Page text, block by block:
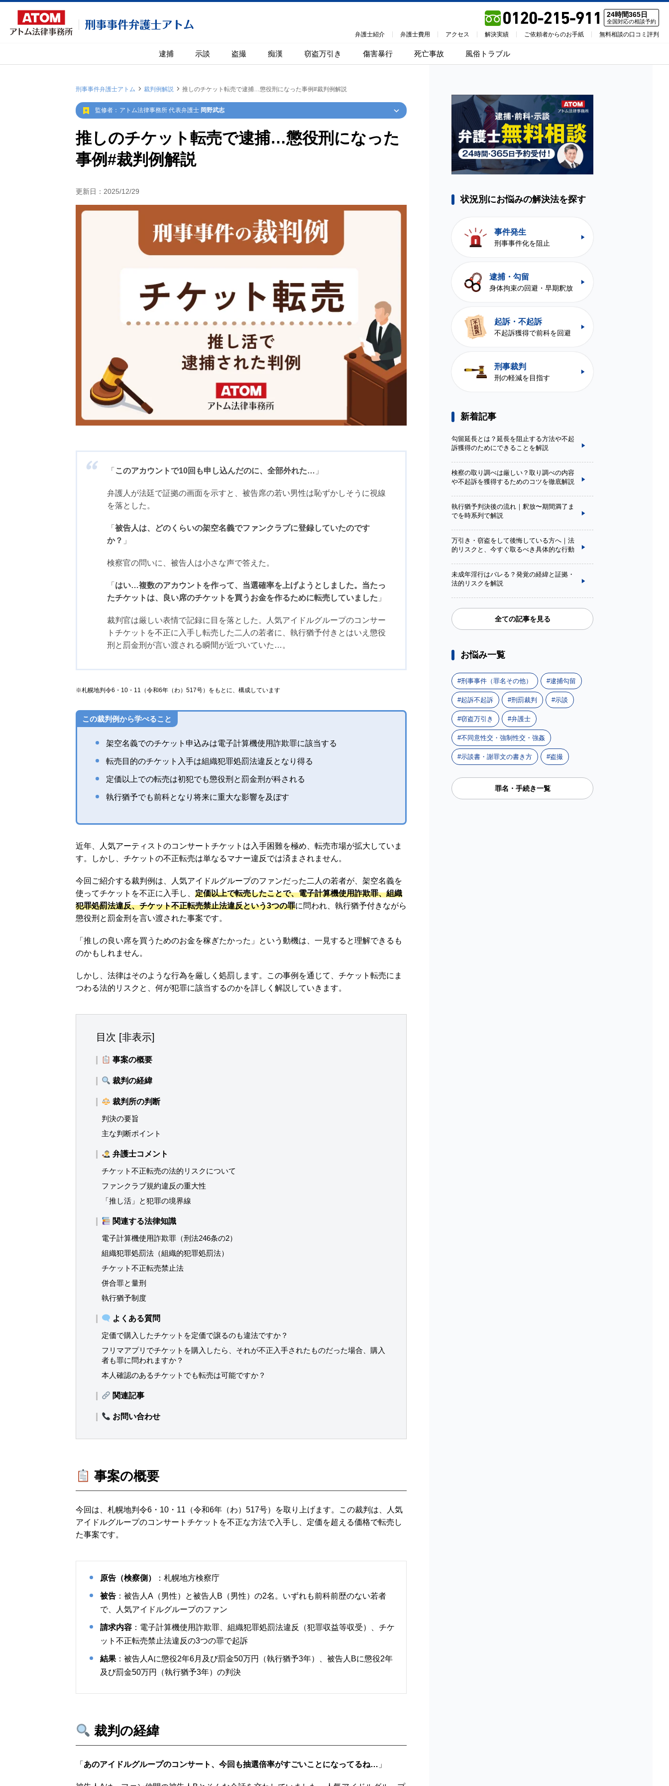
24時間365日
全国対応の相談予約
弁護士紹介 弁護士費用 アクセス 解決実績 ご依頼者からのお手紙 無料相談の口コミ評判
ホームに戻る
家族が逮捕された方はこちら
弁護士紹介
弁護士費用
アクセス
解決実績
ご依頼者からのお手紙
逮捕 示談 盗撮 痴漢 窃盗万引き 傷害暴行 死亡事故 風俗トラブル
刑事事件弁護士アトム |裁判例解説 |推しのチケット転売で逮捕…懲役刑になった事例#裁判例解説
監修者：アトム法律事務所 代表弁護士 岡野武志
推しのチケット転売で逮捕…懲役刑になった
事例#裁判例解説
更新日： 2025/12/29
「 このアカウントで10回も申し込んだのに、全部外れた… 」
弁護人が法廷で証拠の画面を示すと、被告席の若い男性は恥ずかしそうに視線
を落とした。
「 被告人は、どのくらいの架空名義でファンクラブに登録していたのです
か？ 」
検察官の問いに、被告人は小さな声で答えた。
「 はい…複数のアカウントを作って、当選確率を上げようとしました。当たっ
たチケットは、良い席のチケットを買うお金を作るために転売していました 」
裁判官は厳しい表情で記録に目を落とした。人気アイドルグループのコンサー
トチケットを不正に入手し転売した二人の若者に、執行猶予付きとはいえ懲役
刑と罰金刑が言い渡される瞬間が近づいていた…。
※札幌地判令6・10・11（令和6年（わ）517号）をもとに、構成しています
この裁判例から学べること
架空名義でのチケット申込みは電子計算機使用詐欺罪に該当する
転売目的のチケット入手は組織犯罪処罰法違反となり得る
定価以上での転売は初犯でも懲役刑と罰金刑が科される
執行猶予でも前科となり将来に重大な影響を及ぼす
近年、人気アーティストのコンサートチケットは入手困難を極め、転売市場が拡大していま
す。しかし、チケットの不正転売は単なるマナー違反では済まされません。
今回ご紹介する裁判例は、人気アイドルグループのファンだった二人の若者が、架空名義を
使ってチケットを不正に入手し、 定価以上で転売したことで、電子計算機使用詐欺罪、組織
犯罪処罰法違反、チケット不正転売禁止法違反という3つの罪に問われ、執行猶予付きながら
懲役刑と罰金刑を言い渡された事案です。
「推しの良い席を買うためのお金を稼ぎたかった」という動機は、一見すると理解できるも
のかもしれません。
しかし、法律はそのような行為を厳しく処罰します。この事例を通じて、チケット転売にま
つわる法的リスクと、何が犯罪に該当するのかを詳しく解説していきます。
目次 [非表示]
事案の概要
裁判の経緯
裁判所の判断
判決の要旨
主な判断ポイント
弁護士コメント
チケット不正転売の法的リスクについて
ファンクラブ規約違反の重大性
「推し活」と犯罪の境界線
関連する法律知識
電子計算機使用詐欺罪（刑法246条の2）
組織犯罪処罰法（組織的犯罪処罰法）
チケット不正転売禁止法
併合罪と量刑
執行猶予制度
よくある質問
定価で購入したチケットを定価で譲るのも違法ですか？
フリマアプリでチケットを購入したら、それが不正入手されたものだった場合、購入
者も罪に問われますか？
本人確認のあるチケットでも転売は可能ですか？
関連記事
お問い合わせ
事案の概要
今回は、札幌地判令6・10・11（令和6年（わ）517号）を取り上げます。この裁判は、人気
アイドルグループのコンサートチケットを不正な方法で入手し、定価を超える価格で転売し
た事案です。
原告（検察側） ：札幌地方検察庁
被告 ：被告人A（男性）と被告人B（男性）の2名。いずれも前科前歴のない若者
で、人気アイドルグループのファン
請求内容 ：電子計算機使用詐欺罪、組織犯罪処罰法違反（犯罪収益等収受）、チケ
ット不正転売禁止法違反の3つの罪で起訴
結果 ：被告人Aに懲役2年6月及び罰金50万円（執行猶予3年）、被告人Bに懲役2年
及び罰金50万円（執行猶予3年）の判決
裁判の経緯
「 あのアイドルグループのコンサート、今回も抽選倍率がすごいことになってるね… 」
状況別にお悩みの解決法を探す
事件発生
刑事事件化を阻止
逮捕・勾留
身体拘束の回避・早期釈放
起訴・不起訴
不起訴獲得で前科を回避
刑事裁判
刑の軽減を目指す
新着記事
勾留延長とは？延長を阻止する方法や不起
訴獲得のためにできることを解説
検察の取り調べは厳しい？取り調べの内容
や不起訴を獲得するためのコツを徹底解説
執行猶予判決後の流れ｜釈放〜期間満了ま
でを時系列で解説
万引き・窃盗をして後悔している方へ｜法
的リスクと、今すぐ取るべき具体的な行動
未成年淫行はバレる？発覚の経緯と証拠・
法的リスクを解説
全ての記事を見る
お悩み一覧
刑事事件（罪名その他） 逮捕勾留
起訴不起訴 刑罰裁判 示談
窃盗万引き 弁護士
不同意性交・強制性交・強姦
示談書・謝罪文の書き方 盗撮
罪名・手続き一覧